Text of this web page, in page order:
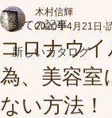
全ての記事
新しいカタログ
コロナウ
為、美容室
ない方法！
木村信輝
2020年4月21日